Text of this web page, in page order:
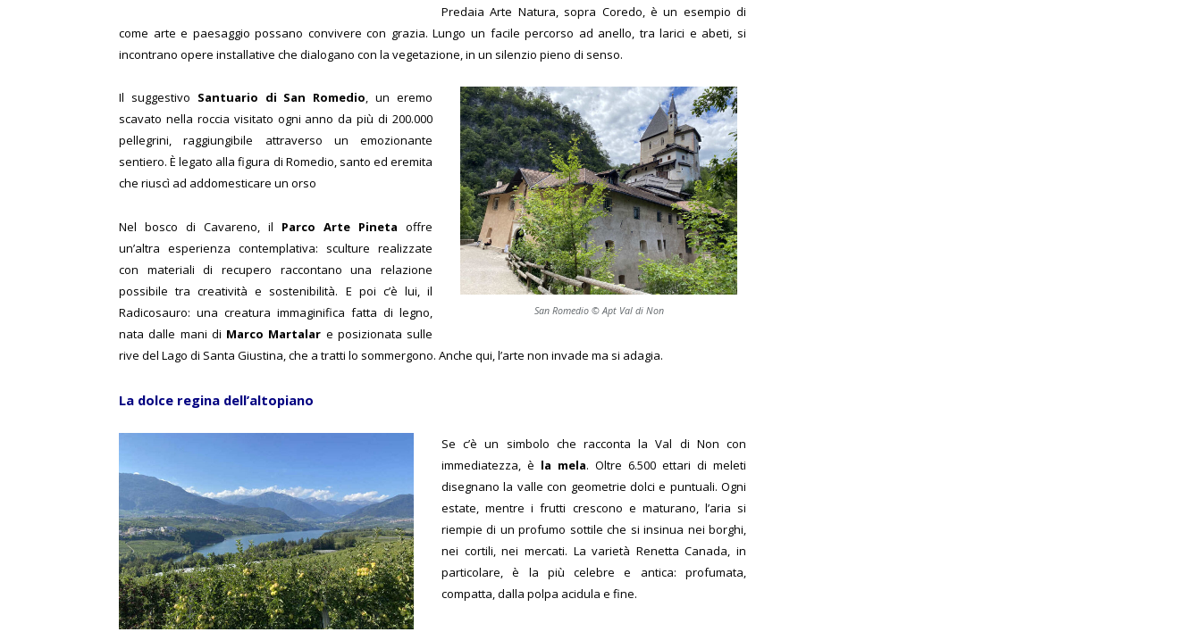
Predaia Arte Natura, sopra Coredo, è un esempio di
come arte e paesaggio possano convivere con grazia. Lungo un facile percorso ad anello, tra larici e abeti, si
incontrano opere installative che dialogano con la vegetazione, in un silenzio pieno di senso.
San Romedio © Apt Val di Non
Il suggestivo Santuario di San Romedio, un eremo
scavato nella roccia visitato ogni anno da più di 200.000
pellegrini, raggiungibile attraverso un emozionante
sentiero. È legato alla figura di Romedio, santo ed eremita
che riuscì ad addomesticare un orso
Nel bosco di Cavareno, il Parco Arte Pineta offre
un’altra esperienza contemplativa: sculture realizzate
con materiali di recupero raccontano una relazione
possibile tra creatività e sostenibilità. E poi c’è lui, il
Radicosauro: una creatura immaginifica fatta di legno,
nata dalle mani di Marco Martalar e posizionata sulle
rive del Lago di Santa Giustina, che a tratti lo sommergono. Anche qui, l’arte non invade ma si adagia.
La dolce regina dell’altopiano
Se c’è un simbolo che racconta la Val di Non con
immediatezza, è la mela. Oltre 6.500 ettari di meleti
disegnano la valle con geometrie dolci e puntuali. Ogni
estate, mentre i frutti crescono e maturano, l’aria si
riempie di un profumo sottile che si insinua nei borghi,
nei cortili, nei mercati. La varietà Renetta Canada, in
particolare, è la più celebre e antica: profumata,
compatta, dalla polpa acidula e fine.